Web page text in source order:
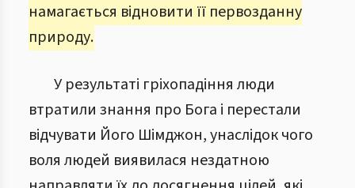
намагається відновити її первозданну
природу.
У результаті гріхопадіння люди
втратили знання про Бога і перестали
відчувати Його Шімджон, унаслідок чого
воля людей виявилася нездатною